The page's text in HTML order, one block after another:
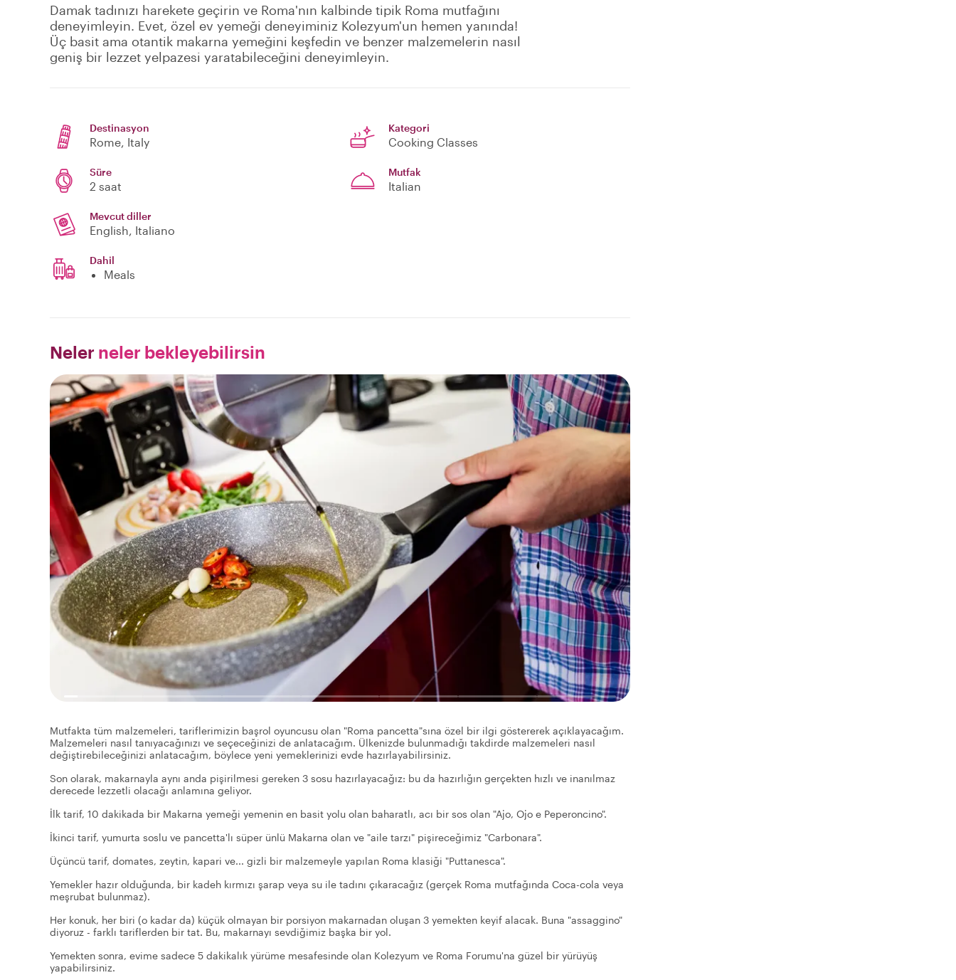
Damak tadınızı harekete geçirin ve Roma'nın kalbinde tipik Roma mutfağını
deneyimleyin. Evet, özel ev yemeği deneyiminiz Kolezyum'un hemen yanında!
Üç basit ama otantik makarna yemeğini keşfedin ve benzer malzemelerin nasıl
geniş bir lezzet yelpazesi yaratabileceğini deneyimleyin.
Destinasyon
Rome, Italy
Kategori
Cooking Classes
Süre
2 saat
Mutfak
Italian
Mevcut diller
English, Italiano
Dahil
Meals
Neler neler bekleyebilirsin
Mutfakta tüm malzemeleri, tariflerimizin başrol oyuncusu olan "Roma pancetta"sına özel bir ilgi göstererek açıklayacağım.
Malzemeleri nasıl tanıyacağınızı ve seçeceğinizi de anlatacağım. Ülkenizde bulunmadığı takdirde malzemeleri nasıl
değiştirebileceğinizi anlatacağım, böylece yeni yemeklerinizi evde hazırlayabilirsiniz.
Son olarak, makarnayla aynı anda pişirilmesi gereken 3 sosu hazırlayacağız: bu da hazırlığın gerçekten hızlı ve inanılmaz
derecede lezzetli olacağı anlamına geliyor.
İlk tarif, 10 dakikada bir Makarna yemeği yemenin en basit yolu olan baharatlı, acı bir sos olan "Ajo, Ojo e Peperoncino".
İkinci tarif, yumurta soslu ve pancetta'lı süper ünlü Makarna olan ve "aile tarzı" pişireceğimiz "Carbonara".
Üçüncü tarif, domates, zeytin, kapari ve... gizli bir malzemeyle yapılan Roma klasiği "Puttanesca".
Yemekler hazır olduğunda, bir kadeh kırmızı şarap veya su ile tadını çıkaracağız (gerçek Roma mutfağında Coca-cola veya
meşrubat bulunmaz).
Her konuk, her biri (o kadar da) küçük olmayan bir porsiyon makarnadan oluşan 3 yemekten keyif alacak. Buna "assaggino"
diyoruz - farklı tariflerden bir tat. Bu, makarnayı sevdiğimiz başka bir yol.
Yemekten sonra, evime sadece 5 dakikalık yürüme mesafesinde olan Kolezyum ve Roma Forumu'na güzel bir yürüyüş
yapabilirsiniz.